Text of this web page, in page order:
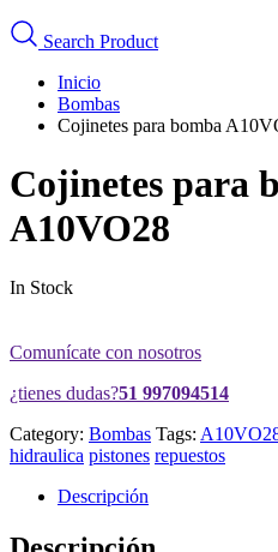
Search Product
Inicio
Bombas
Cojinetes para bomba
Cojinetes para
A10VO28
In Stock
Comunícate con nosotros
¿tienes dudas?51 997094514
Category: Bombas Tags:
hidraulica pistones repuestos
Descripción